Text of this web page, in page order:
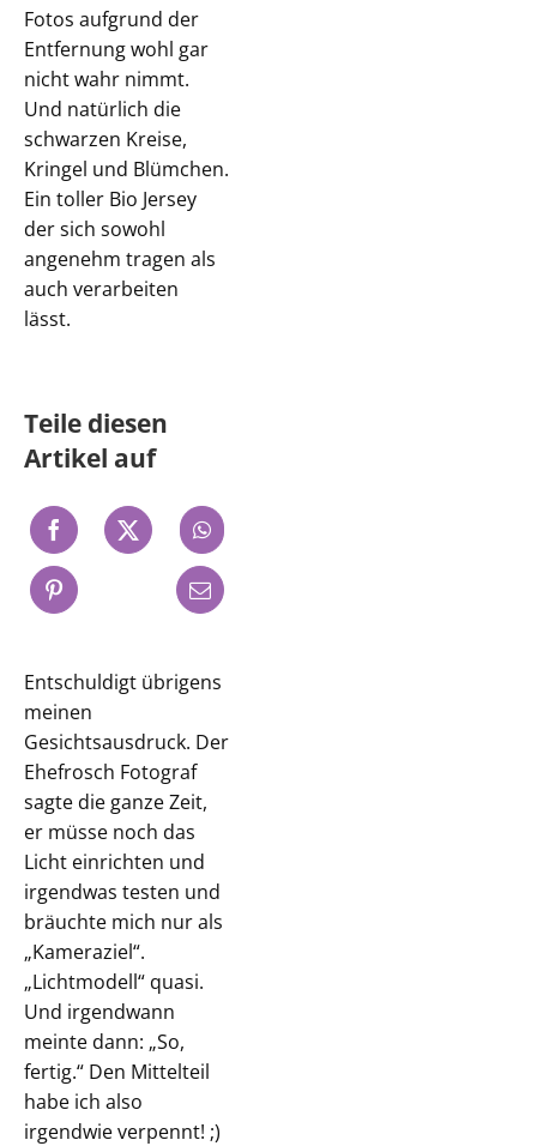
Fotos aufgrund der
Entfernung wohl gar
nicht wahr nimmt.
Und natürlich die
schwarzen Kreise,
Kringel und Blümchen.
Ein toller Bio Jersey
der sich sowohl
angenehm tragen als
auch verarbeiten
lässt.
Teile diesen
Artikel auf
Entschuldigt übrigens
meinen
Gesichtsausdruck. Der
Ehefrosch Fotograf
sagte die ganze Zeit,
er müsse noch das
Licht einrichten und
irgendwas testen und
bräuchte mich nur als
„Kameraziel“.
„Lichtmodell“ quasi.
Und irgendwann
meinte dann: „So,
fertig.“ Den Mittelteil
habe ich also
irgendwie verpennt! ;)